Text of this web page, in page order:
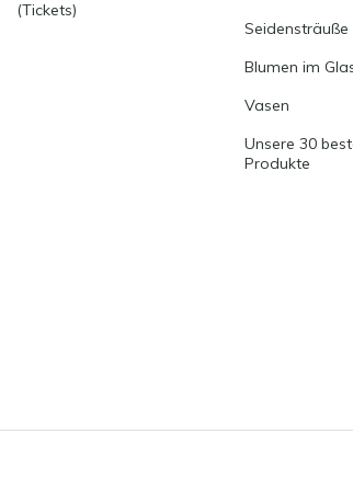
(Tickets)
Seidensträuße
Blumen im
Vasen
Unsere 30
Produkte